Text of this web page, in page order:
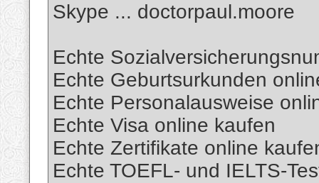
Skype ... doctorpaul.moore
Echte
Echte Geburtsurkunden
Echte Personalausweise
Echte Visa online kaufen
Echte Zertifikate online
Echte TOEFL- und IELTS-